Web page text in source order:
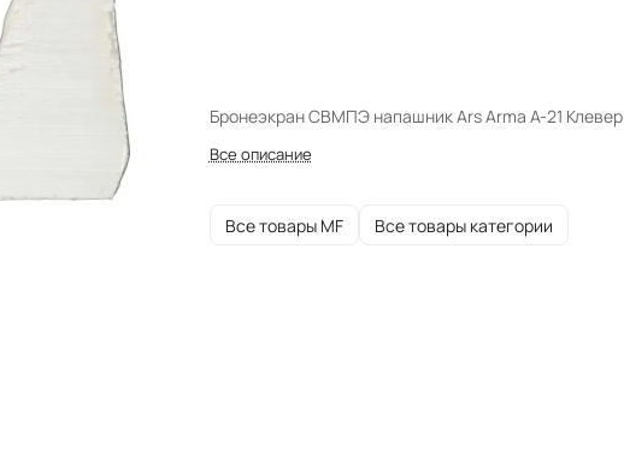
Бронеэкран СВМПЭ напашник Ars Arma A-21 Клевер
Все описание
Все товары MF Все товары категории